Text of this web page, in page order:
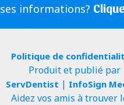
ses informations?
Politique de
Produit et publié par
ServDentist | InfoSign
Aidez vos amis à trouver